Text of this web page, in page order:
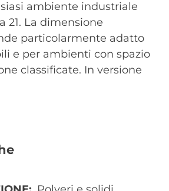
ambiente industriale
21. La dimensione
particolarmente adatto
e per ambienti con spazio
classificate. In versione